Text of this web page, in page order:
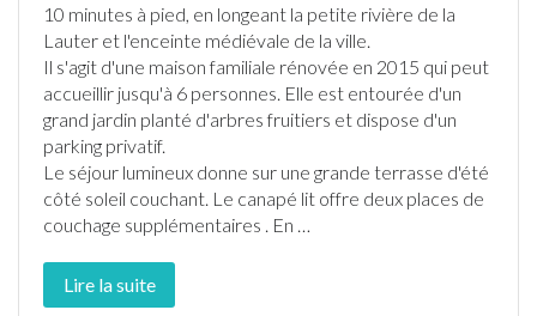
10 minutes à pied, en longeant la petite rivière de la
Lauter et l'enceinte médiévale de la ville.
Il s'agit d'une maison familiale rénovée en 2015 qui peut
accueillir jusqu'à 6 personnes. Elle est entourée d'un
grand jardin planté d'arbres fruitiers et dispose d'un
parking privatif.
Le séjour lumineux donne sur une grande terrasse d'été
côté soleil couchant. Le canapé lit offre deux places de
couchage supplémentaires . En …
Lire la suite